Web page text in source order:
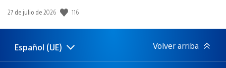
Fecha
publicación:
27 de julio de 2026 116
Selecciona
una
Región
actual:
Español (UE) Volver arriba